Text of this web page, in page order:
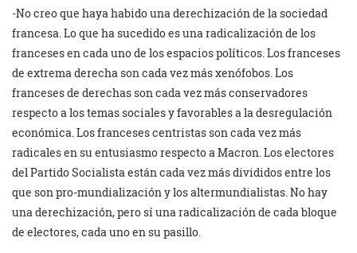
-No creo que haya habido una derechización de la sociedad
francesa. Lo que ha sucedido es una radicalización de los
franceses en cada uno de los espacios políticos. Los franceses
de extrema derecha son cada vez más xenófobos. Los
franceses de derechas son cada vez más conservadores
respecto a los temas sociales y favorables a la desregulación
económica. Los franceses centristas son cada vez más
radicales en su entusiasmo respecto a Macron. Los electores
del Partido Socialista están cada vez más divididos entre los
que son pro-mundialización y los altermundialistas. No hay
una derechización, pero sí una radicalización de cada bloque
de electores, cada uno en su pasillo.